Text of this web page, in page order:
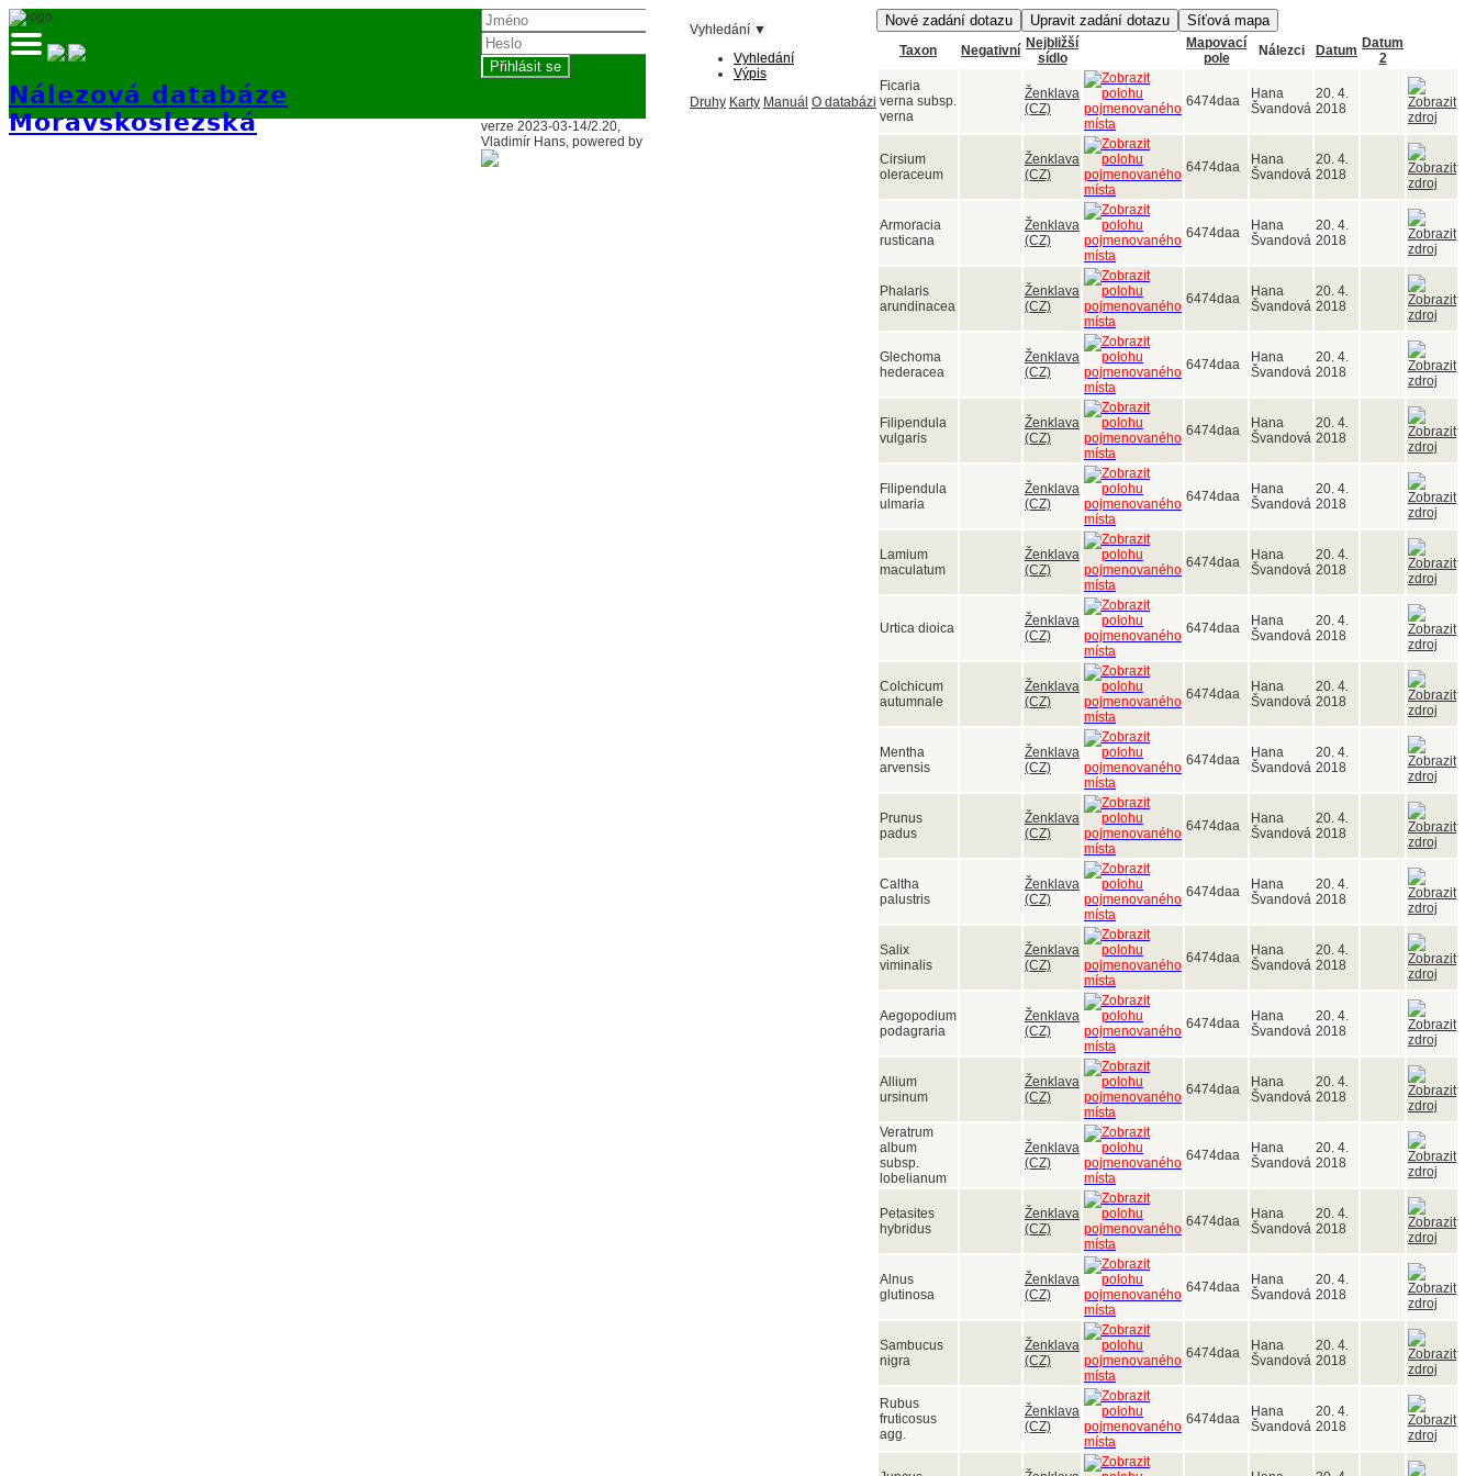
Nálezová databáze
Moravskoslezská
Vyhledání ▼
Vyhledání
Výpis
Druhy Karty Manuál O databázi
Taxon Negativní Nejbližší
sídlo
Mapovací
pole
Nálezci Datum Datum
2
Ficaria
verna subsp.
verna
Ženklava
(CZ)
6474daa
Hana
Švandová
20. 4.
2018
Cirsium
oleraceum
Ženklava
(CZ)
6474daa
Hana
Švandová
20. 4.
2018
Armoracia
rusticana
Ženklava
(CZ)
6474daa
Hana
Švandová
20. 4.
2018
Phalaris
arundinacea
Ženklava
(CZ)
6474daa
Hana
Švandová
20. 4.
2018
Glechoma
hederacea
Ženklava
(CZ)
6474daa
Hana
Švandová
20. 4.
2018
Filipendula
vulgaris
Ženklava
(CZ)
6474daa
Hana
Švandová
20. 4.
2018
Filipendula
ulmaria
Ženklava
(CZ)
6474daa
Hana
Švandová
20. 4.
2018
Lamium
maculatum
Ženklava
(CZ)
6474daa
Hana
Švandová
20. 4.
2018
Urtica dioica
Ženklava
(CZ)
6474daa
Hana
Švandová
20. 4.
2018
Colchicum
autumnale
Ženklava
(CZ)
6474daa
Hana
Švandová
20. 4.
2018
Mentha
arvensis
Ženklava
(CZ)
6474daa
Hana
Švandová
20. 4.
2018
Prunus
padus
Ženklava
(CZ)
6474daa
Hana
Švandová
20. 4.
2018
Caltha
palustris
Ženklava
(CZ)
6474daa
Hana
Švandová
20. 4.
2018
Salix
viminalis
Ženklava
(CZ)
6474daa
Hana
Švandová
20. 4.
2018
Aegopodium
podagraria
Ženklava
(CZ)
6474daa
Hana
Švandová
20. 4.
2018
Allium
ursinum
Ženklava
(CZ)
6474daa
Hana
Švandová
20. 4.
2018
Veratrum
album
subsp.
lobelianum
Ženklava
(CZ)
6474daa
Hana
Švandová
20. 4.
2018
Petasites
hybridus
Ženklava
(CZ)
6474daa
Hana
Švandová
20. 4.
2018
Alnus
glutinosa
Ženklava
(CZ)
6474daa
Hana
Švandová
20. 4.
2018
Sambucus
nigra
Ženklava
(CZ)
6474daa
Hana
Švandová
20. 4.
2018
Rubus
fruticosus
agg.
Ženklava
(CZ)
6474daa
Hana
Švandová
20. 4.
2018
verze 2023-03-14/2.20,
Vladimír Hans, powered by